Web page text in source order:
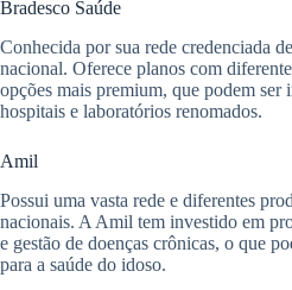
Bradesco Saúde
Conhecida por sua rede credenciada
nacional. Oferece planos com
opções mais premium, que podem ser
hospitais e laboratórios renomados.
Amil
Possui uma vasta rede e diferentes
nacionais. A Amil tem investido em
e gestão de doenças crônicas, o que
para a saúde do idoso.